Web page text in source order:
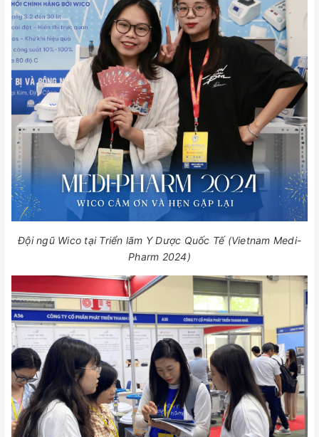
Đội ngũ Wico tại Triển lãm Y Dược Quốc Tế (Vietnam Medi-
Pharm 2024)